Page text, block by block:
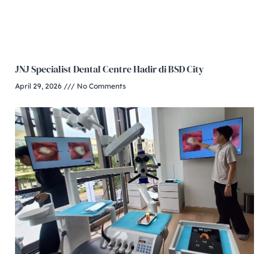
JNJ Specialist Dental Centre Hadir di BSD City
April 29, 2026 No Comments